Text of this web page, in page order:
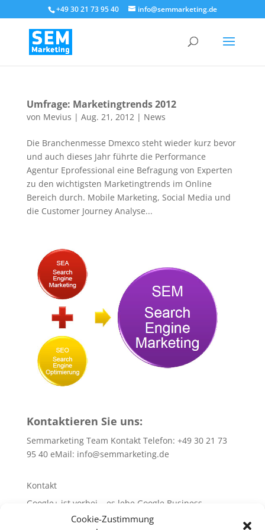
Cookie-Zustimmung
+49 30 21 73 95 40 info@semmarketing.de
Umfrage: Marketingtrends 2012
von Mevius | Aug. 21, 2012| News
Die Branchenmesse Dmexco steht wieder kurz bevor
und auch dieses Jahr führte die Performance
Agentur Eprofessional eine Befragung von Experten
zu den wichtigsten Marketingtrends im Online
Bereich durch. Mobile Marketing, Social Media und
die Customer Journey Analyse...
Kontaktieren Sie uns:
Semmarketing Team Kontakt Telefon: +49 30 21 73
95 40 eMail: info@semmarketing.de
Kontakt
Google+ ist vorbei – es lebe Google Business
10 SEO-TIPPS